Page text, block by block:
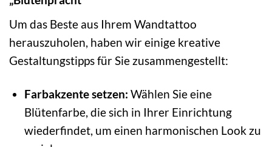
Um das Beste aus Ihrem Wandtattoo
herauszuholen, haben wir einige kreative
Gestaltungstipps für Sie zusammengestellt:
Farbakzente setzen: Wählen Sie eine
Blütenfarbe, die sich in Ihrer Einrichtung
wiederfindet, um einen harmonischen Look zu